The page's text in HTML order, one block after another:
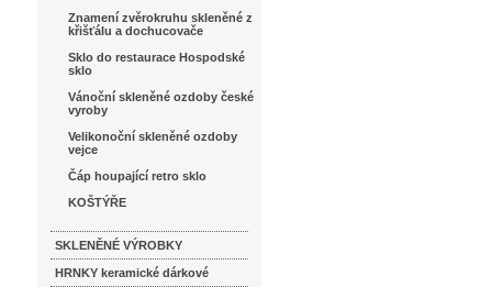
Znamení zvěrokruhu skleněné z
křišťálu a dochucovače
Sklo do restaurace Hospodské
sklo
Vánoční skleněné ozdoby české
vyroby
Velikonoční skleněné ozdoby
vejce
Čáp houpající retro sklo
KOŠTÝŘE
SKLENĚNÉ VÝROBKY
HRNKY keramické dárkové